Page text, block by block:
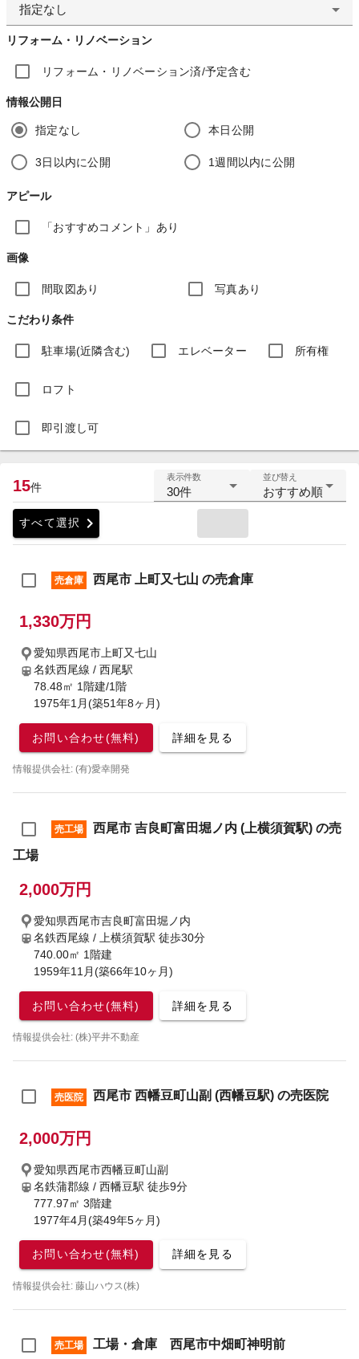
指定なし
リフォーム・リノベーション
リフォーム・リノベーション済/予定含む
情報公開日
指定なし 本日公開
3日以内に公開 1週間以内に公開
アピール
「おすすめコメント」あり
画像
間取図あり 写真あり
こだわり条件
駐車場(近隣含む) エレベーター 所有権
ロフト
即引渡し可
15件
表示件数
30件
並び替え
おすすめ順
すべて選択 chevron_right
売倉庫 西尾市 上町又七山 の売倉庫
1,330万円
愛知県西尾市上町又七山
名鉄西尾線 / 西尾駅
78.48㎡ 1階建/1階
1975年1月(築51年8ヶ月)
お問い合わせ(無料) 詳細を見る
情報提供会社: (有)愛幸開発
売工場
西尾市 吉良町富田堀ノ内 (上横須賀駅) の売
工場
2,000万円
愛知県西尾市吉良町富田堀ノ内
名鉄西尾線 / 上横須賀駅 徒歩30分
740.00㎡ 1階建
1959年11月(築66年10ヶ月)
お問い合わせ(無料) 詳細を見る
情報提供会社: (株)平井不動産
売医院 西尾市 西幡豆町山副 (西幡豆駅) の売医院
2,000万円
愛知県西尾市西幡豆町山副
名鉄蒲郡線 / 西幡豆駅 徒歩9分
777.97㎡ 3階建
1977年4月(築49年5ヶ月)
お問い合わせ(無料) 詳細を見る
情報提供会社: 藤山ハウス(株)
売工場 工場・倉庫 西尾市中畑町神明前